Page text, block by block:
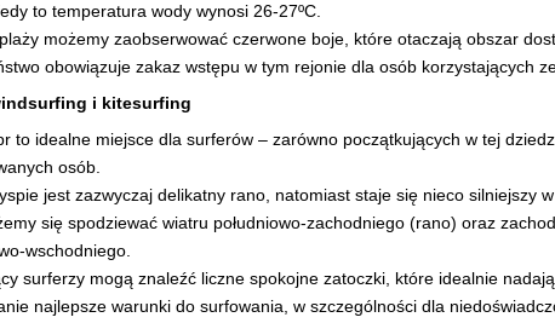
to temperatura wody wynosi 26-27ºC.
możemy zaobserwować czerwone boje, które otaczają obszar
obowiązuje zakaz wstępu w tym rejonie dla osób korzystających
i kitesurfing
to idealne miejsce dla surferów – zarówno początkujących w tej
osób.
jest zazwyczaj delikatny rano, natomiast staje się nieco silniejszy w
się spodziewać wiatru południowo-zachodniego (rano) oraz
wschodniego.
surferzy mogą znaleźć liczne spokojne zatoczki, które idealnie
najlepsze warunki do surfowania, w szczególności dla